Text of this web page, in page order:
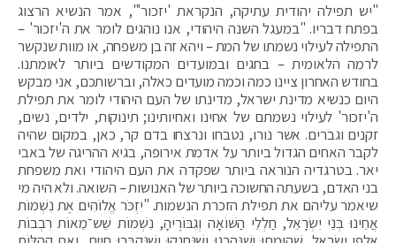
"יש תפילה יהודית עתיקה, הנקראת 'יזכור'", אמר הנשיא הרצוג
בפתח דבריו. "במעגל השנה היהודי, אנו נוהגים לומר את ה'יזכור' –
התפילה לעילוי נשמתו של המת – ויהא זה בן משפחה, או מוות שנקשר
לרמה הלאומית – בחגים ובמועדים המקודשים ביותר לאומתנו.
בחודש האחרון ציינו כמה וכמה מועדים כאלה, וברשותכם, אני מבקש
היום כנשיא מדינת ישראל, מדינתו של העם היהודי לומר את תפילת
ה'יזכור' לעילוי נשמתם של אחינו ואחיותינו; תינוקות, ילדים, נשים,
זקנים וגברים. אשר נורו, נטבחו ונרצחו בדם קר, כאן, במקום שהיה
לקבר האחים הגדול ביותר על אדמת אירופה, בגיא ההריגה של באבי
יאר. בטרגדיה הנוראה ביותר שפקדה את העם היהודי ואת משפחת
בני האדם, בשעתה החשוכה ביותר של האנושות – השואה. ולא היה מי
שיאמר עליהם את תפילת הזכרת הנשמות. "יִזְכֹּר אֱלוֹהִים אֶת נִשְׁמוֹת
אֲחֵינוּ בְּנֵי יִשְׂרָאֵל, חַלְלֵי הַשּׁוֹאָה וְגִבּוֹרֶיהָ, נִשְׁמוֹת שֵׁש־מֵאוֹת רִבְבוֹת